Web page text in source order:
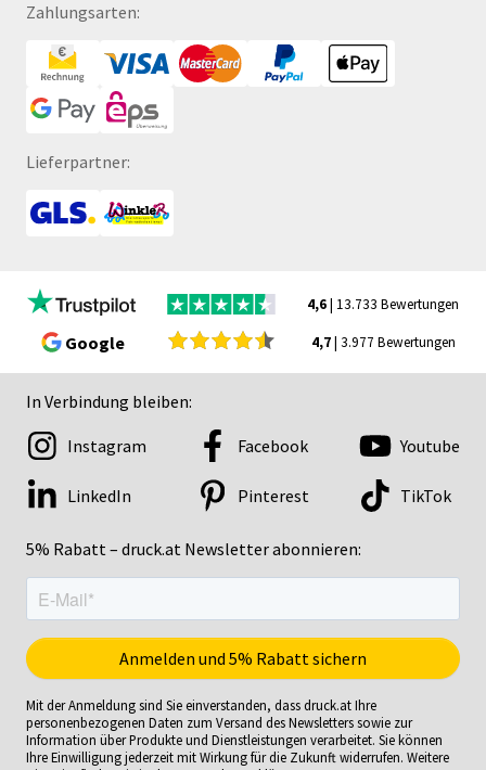
Zahlungsarten:
Lieferpartner:
4,6| 13.733 Bewertungen
Google 4,7| 3.977 Bewertungen
In Verbindung bleiben:
5% Rabatt – druck.at Newsletter abonnieren:
Instagram Facebook Youtube
LinkedIn Pinterest TikTok
Mit der Anmeldung sind Sie einverstanden, dass druck.at Ihre
personenbezogenen Daten zum Versand des Newsletters sowie zur
Information über Produkte und Dienstleistungen verarbeitet. Sie können
Ihre Einwilligung jederzeit mit Wirkung für die Zukunft widerrufen. Weitere